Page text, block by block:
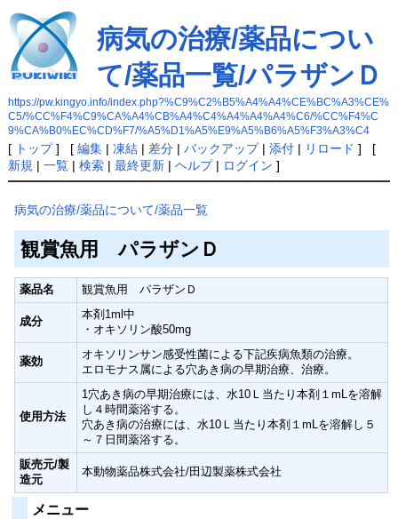
病気の治療/薬品につい
て/薬品一覧/パラザンＤ
https://pw.kingyo.info/index.php?%C9%C2%B5%A4%A4%CE%BC%A3%CE%
C5/%CC%F4%C9%CA%A4%CB%A4%C4%A4%A4%A4%C6/%CC%F4%C
9%CA%B0%EC%CD%F7/%A5%D1%A5%E9%A5%B6%A5%F3%A3%C4
[ トップ] [ 編集| 凍結| 差分| バックアップ| 添付| リロード ] [
新規 | 一覧| 検索| 最終更新| ヘルプ| ログイン ]
病気の治療/薬品について/薬品一覧
観賞魚用 パラザンＤ
薬品名 観賞魚用 パラザンＤ
成分
本剤1ml中
・オキソリン酸50mg
薬効
オキソリンサン感受性菌による下記疾病魚類の治療。
エロモナス属による穴あき病の早期治療、治療。
使用方法
1穴あき病の早期治療には、水10Ｌ当たり本剤１mLを溶解
し４時間薬浴する。
穴あき病の治療には、水10Ｌ当たり本剤１mLを溶解し５
～７日間薬浴する。
販売元/製
造元
本動物薬品株式会社/田辺製薬株式会社
メニュー